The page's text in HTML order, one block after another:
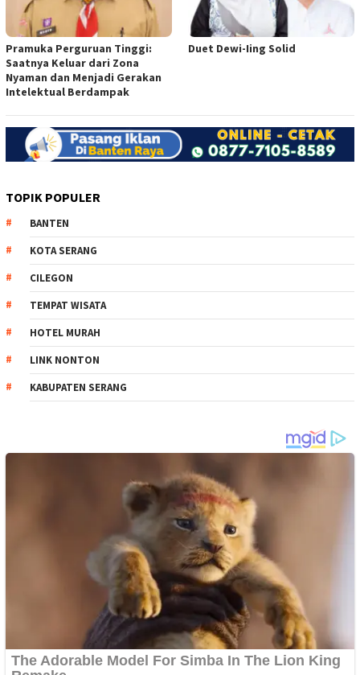
Pramuka Perguruan Tinggi:
Saatnya Keluar dari Zona
Nyaman dan Menjadi Gerakan
Intelektual Berdampak
Duet Dewi-Iing Solid
TOPIK POPULER
BANTEN
KOTA SERANG
CILEGON
TEMPAT WISATA
HOTEL MURAH
LINK NONTON
KABUPATEN SERANG